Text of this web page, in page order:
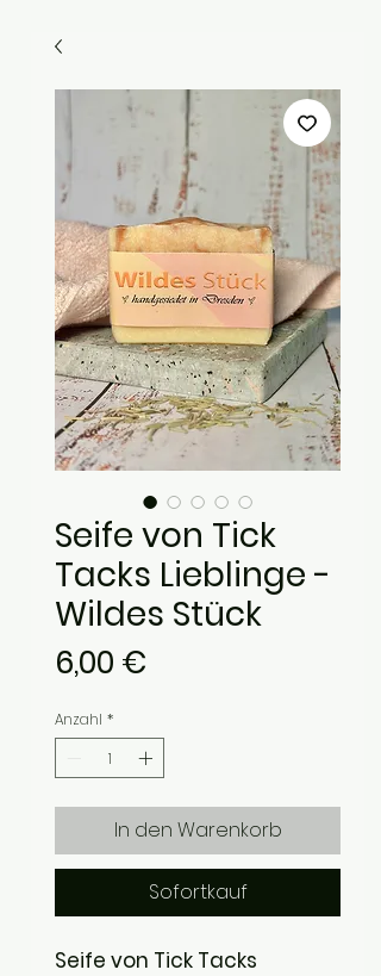
Seife von Tick
Tacks Lieblinge -
Wildes Stück
6,00 €
Anzahl *
In den Warenkorb
Sofortkauf
Seife von Tick Tacks